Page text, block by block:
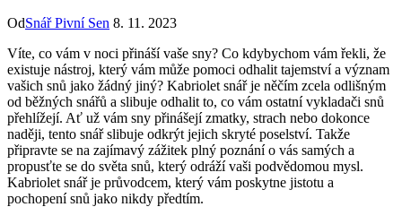
OdSnář Pivní Sen 8. 11. 2023
Víte, co vám v noci přináší vaše sny? Co kdybychom vám řekli, že
existuje nástroj, který vám může pomoci odhalit tajemství a význam
vašich snů jako žádný jiný? Kabriolet snář je něčím zcela odlišným
od běžných snářů a slibuje odhalit to, co vám ostatní vykladači snů
přehlížejí. Ať už vám sny přinášejí zmatky, strach nebo dokonce
naději, tento snář slibuje odkrýt jejich skryté poselství. Takže
připravte se na zajímavý zážitek plný poznání o vás samých a
propusťte se do světa snů, který odráží vaši podvědomou mysl.
Kabriolet snář je průvodcem, který vám poskytne jistotu a
pochopení snů jako nikdy předtím.